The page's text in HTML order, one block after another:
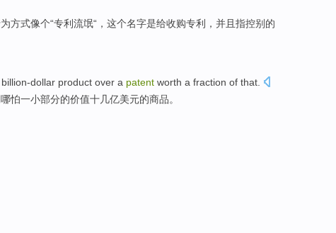
方式像个“专利 流氓“， 这个名字是给收购专利 ，并且 指控别的
billion-dollar product over a patent worth a fraction of that.
哪怕一小部分的价值十几亿美元的商品。